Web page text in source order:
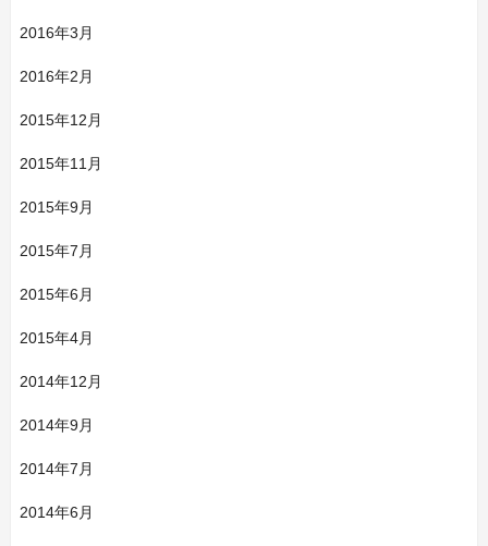
2016年3月
2016年2月
2015年12月
2015年11月
2015年9月
2015年7月
2015年6月
2015年4月
2014年12月
2014年9月
2014年7月
2014年6月